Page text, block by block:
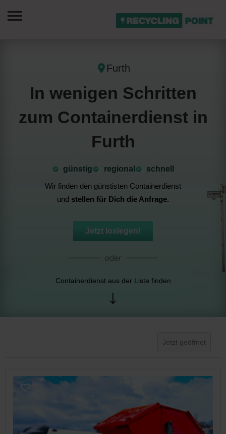
Furth
In wenigen Schritten
zum Containerdienst in
Furth
günstig ⁠regional
schnell
Wir finden den günstisten Containerdienst
und stellen für Dich die Anfrage.
Jetzt loslegen!
Containerdienst aus der Liste finden
Jetzt geöffnet